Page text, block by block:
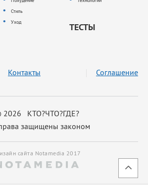
Стиль
Уход
ТЕСТЫ
2026 КТО?ЧТО?ГДЕ?
защищены законом
Контакты Соглашение
сайта Notamedia 2017